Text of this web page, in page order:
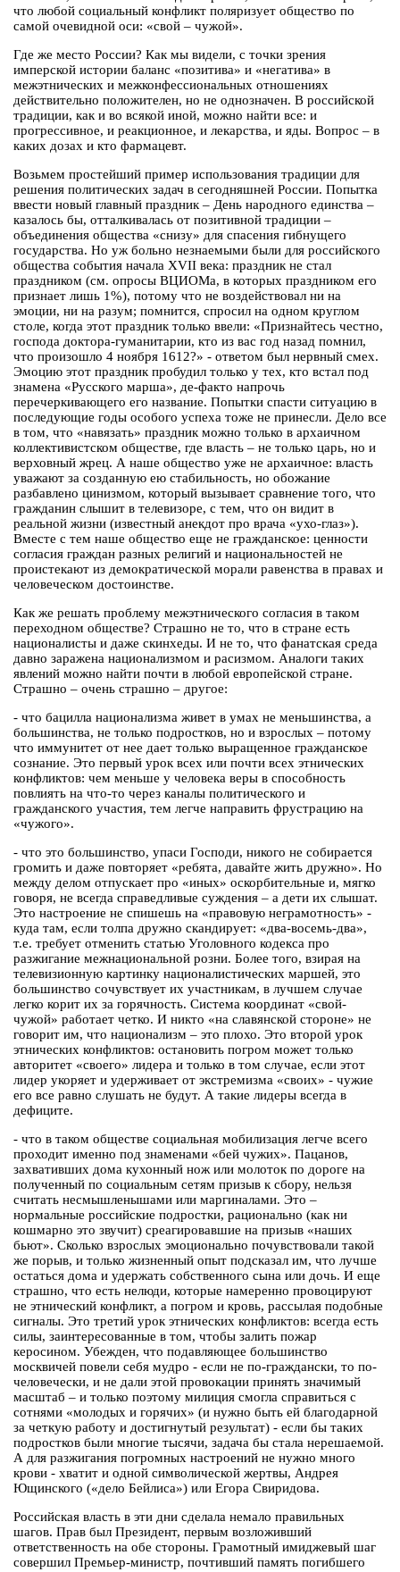
что любой социальный конфликт поляризует общество по
самой очевидной оси: «свой – чужой».
Где же место России? Как мы видели, с точки зрения
имперской истории баланс «позитива» и «негатива» в
межэтнических и межконфессиональных отношениях
действительно положителен, но не однозначен. В российской
традиции, как и во всякой иной, можно найти все: и
прогрессивное, и реакционное, и лекарства, и яды. Вопрос – в
каких дозах и кто фармацевт.
Возьмем простейший пример использования традиции для
решения политических задач в сегодняшней России. Попытка
ввести новый главный праздник – День народного единства –
казалось бы, отталкивалась от позитивной традиции –
объединения общества «снизу» для спасения гибнущего
государства. Но уж больно незнаемыми были для российского
общества события начала XVII века: праздник не стал
праздником (см. опросы ВЦИОМа, в которых праздником его
признает лишь 1%), потому что не воздействовал ни на
эмоции, ни на разум; помнится, спросил на одном круглом
столе, когда этот праздник только ввели: «Признайтесь честно,
господа доктора-гуманитарии, кто из вас год назад помнил,
что произошло 4 ноября 1612?» - ответом был нервный смех.
Эмоцию этот праздник пробудил только у тех, кто встал под
знамена «Русского марша», де-факто напрочь
перечеркивающего его название. Попытки спасти ситуацию в
последующие годы особого успеха тоже не принесли. Дело все
в том, что «навязать» праздник можно только в архаичном
коллективистском обществе, где власть – не только царь, но и
верховный жрец. А наше общество уже не архаичное: власть
уважают за созданную ею стабильность, но обожание
разбавлено цинизмом, который вызывает сравнение того, что
гражданин слышит в телевизоре, с тем, что он видит в
реальной жизни (известный анекдот про врача «ухо-глаз»).
Вместе с тем наше общество еще не гражданское: ценности
согласия граждан разных религий и национальностей не
проистекают из демократической морали равенства в правах и
человеческом достоинстве.
Как же решать проблему межэтнического согласия в таком
переходном обществе? Страшно не то, что в стране есть
националисты и даже скинхеды. И не то, что фанатская среда
давно заражена национализмом и расизмом. Аналоги таких
явлений можно найти почти в любой европейской стране.
Страшно – очень страшно – другое:
- что бацилла национализма живет в умах не меньшинства, а
большинства, не только подростков, но и взрослых – потому
что иммунитет от нее дает только выращенное гражданское
сознание. Это первый урок всех или почти всех этнических
конфликтов: чем меньше у человека веры в способность
повлиять на что-то через каналы политического и
гражданского участия, тем легче направить фрустрацию на
«чужого».
- что это большинство, упаси Господи, никого не собирается
громить и даже повторяет «ребята, давайте жить дружно». Но
между делом отпускает про «иных» оскорбительные и, мягко
говоря, не всегда справедливые суждения – а дети их слышат.
Это настроение не спишешь на «правовую неграмотность» -
куда там, если толпа дружно скандирует: «два-восемь-два»,
т.е. требует отменить статью Уголовного кодекса про
разжигание межнациональной розни. Более того, взирая на
телевизионную картинку националистических маршей, это
большинство сочувствует их участникам, в лучшем случае
легко корит их за горячность. Система координат «свой-
чужой» работает четко. И никто «на славянской стороне» не
говорит им, что национализм – это плохо. Это второй урок
этнических конфликтов: остановить погром может только
авторитет «своего» лидера и только в том случае, если этот
лидер укоряет и удерживает от экстремизма «своих» - чужие
его все равно слушать не будут. А такие лидеры всегда в
дефиците.
- что в таком обществе социальная мобилизация легче всего
проходит именно под знаменами «бей чужих». Пацанов,
захвативших дома кухонный нож или молоток по дороге на
полученный по социальным сетям призыв к сбору, нельзя
считать несмышленышами или маргиналами. Это –
нормальные российские подростки, рационально (как ни
кошмарно это звучит) среагировавшие на призыв «наших
бьют». Сколько взрослых эмоционально почувствовали такой
же порыв, и только жизненный опыт подсказал им, что лучше
остаться дома и удержать собственного сына или дочь. И еще
страшно, что есть нелюди, которые намеренно провоцируют
не этнический конфликт, а погром и кровь, рассылая подобные
сигналы. Это третий урок этнических конфликтов: всегда есть
силы, заинтересованные в том, чтобы залить пожар
керосином. Убежден, что подавляющее большинство
москвичей повели себя мудро - если не по-граждански, то по-
человечески, и не дали этой провокации принять значимый
масштаб – и только поэтому милиция смогла справиться с
сотнями «молодых и горячих» (и нужно быть ей благодарной
за четкую работу и достигнутый результат) - если бы таких
подростков были многие тысячи, задача бы стала нерешаемой.
А для разжигания погромных настроений не нужно много
крови - хватит и одной символической жертвы, Андрея
Ющинского («дело Бейлиса») или Егора Свиридова.
Российская власть в эти дни сделала немало правильных
шагов. Прав был Президент, первым возложивший
ответственность на обе стороны. Грамотный имиджевый шаг
совершил Премьер-министр, почтивший память погибшего